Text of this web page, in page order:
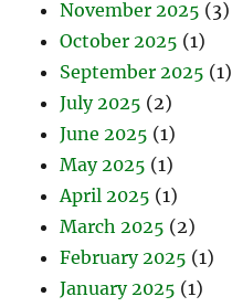
November 2025 (3)
October 2025 (1)
September 2025 (1)
July 2025 (2)
June 2025 (1)
May 2025 (1)
April 2025 (1)
March 2025 (2)
February 2025 (1)
January 2025 (1)